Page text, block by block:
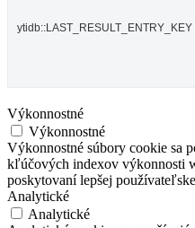
ytidb::LAST_RESULT_ENTRY_KEY
Výkonnostné
Výkonnostné
Výkonnostné súbory cookie sa
kľúčových indexov výkonnosti
poskytovaní lepšej
Analytické
Analytické